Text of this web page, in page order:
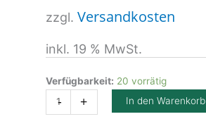
zzgl. Versandkosten
inkl. 19 % MwSt.
Verfügbarkeit: 20 vorrätig
-
Menge
+ In den Warenkorb